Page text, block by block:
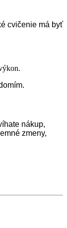
cvičenie má byť
nákup,
zmeny,